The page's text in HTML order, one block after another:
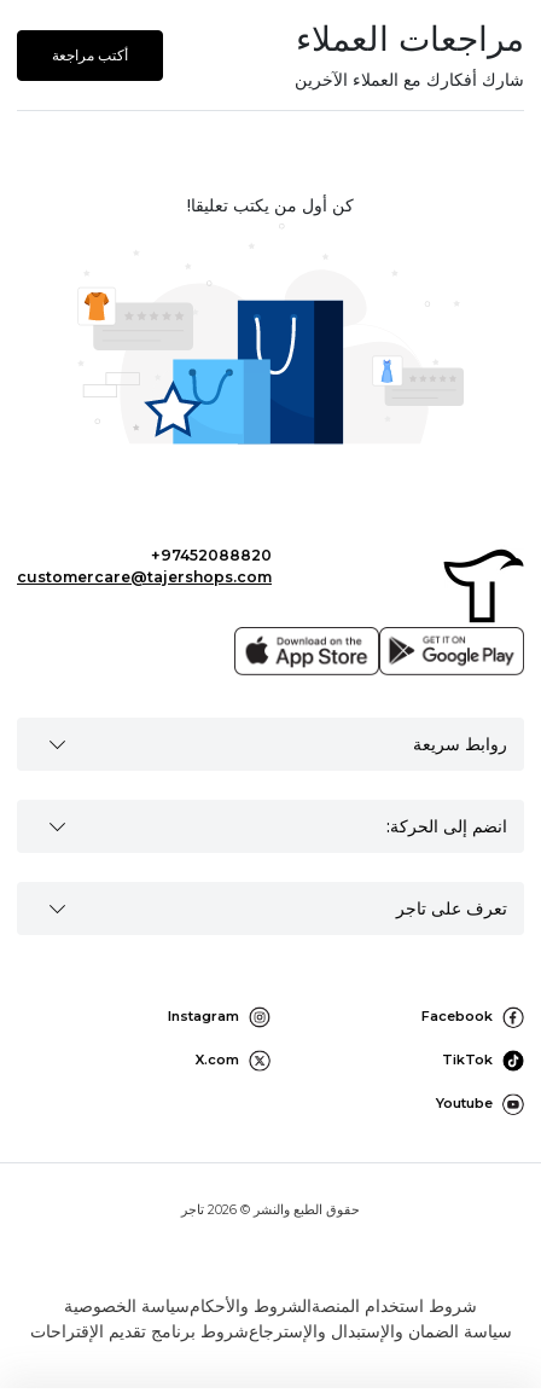
مراجعات العملاء
شارك أفكارك مع العملاء الآخرين
أكتب مراجعة
كن أول من يكتب تعليقا!
+97452088820
customercare@tajershops.com
روابط سريعة
انضم إلى الحركة:
تعرف على تاجر
Facebook
Instagram
TikTok
X.com
Youtube
حقوق الطبع والنشر © 2026 تاجر
شروط استخدام المنصةالشروط والأحكامسياسة الخصوصية
سياسة الضمان والإستبدال والإسترجاعشروط برنامج تقديم الإقتراحات